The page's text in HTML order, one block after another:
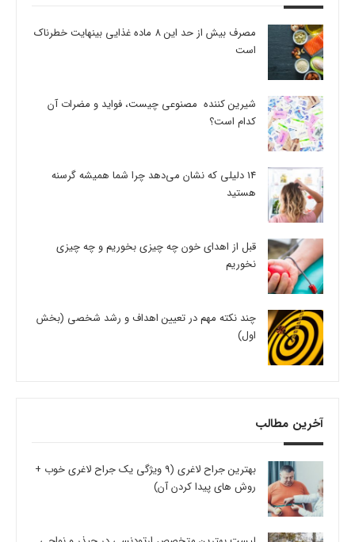
مصرف بیش از حد این 8 ماده غذایی بینهایت خطرناک
است
شیرین کننده مصنوعی چیست، فواید و مضرات آن
کدام است؟
14 دلیلی که نشان می‌دهد چرا شما همیشه گرسنه
هستید
قبل از اهدای خون چه چیزی بخوریم و چه چیزی
نخوریم
چند نکته مهم در تعیین اهداف و رشد شخصی (بخش
اول)
آخرین مطالب
بهترین جراح لاغری (9 ویژگی یک جراح لاغری خوب +
روش های پیدا کردن آن)